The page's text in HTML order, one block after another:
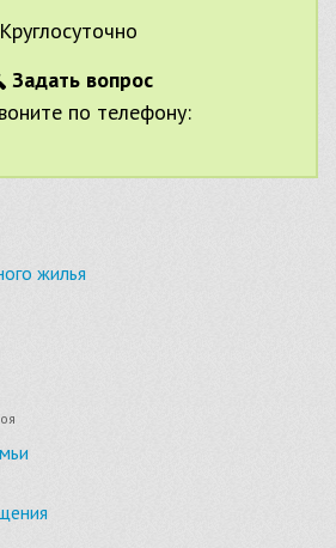
Круглосуточно
Задать вопрос
по телефону:
жилья